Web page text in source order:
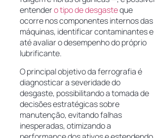
entendero tipo de desgasteque
ocorre nos componentes internos das
máquinas, identificar contaminantes e
até avaliar o desempenho do próprio
lubrificante.
O principal objetivo da ferrografia é
diagnosticar a severidade do
desgaste, possibilitando a tomada de
decisões estratégicas sobre
manutenção, evitando falhas
inesperadas, otimizando a